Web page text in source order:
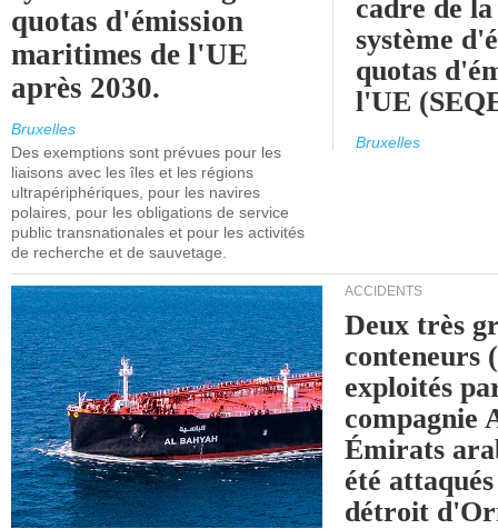
quotas d'émission
maritimes de l'UE
après 2030.
Bruxelles
Des exemptions sont prévues pour les
liaisons avec les îles et les régions
ultrapériphériques, pour les navires
polaires, pour les obligations de service
public transnationales et pour les activités
de recherche et de sauvetage.
cadre de
système
quotas
l'UE
Bruxelles
ACCIDENTS
Deux très
conteneurs
exploités
compagnie
Émirats
été
détroit